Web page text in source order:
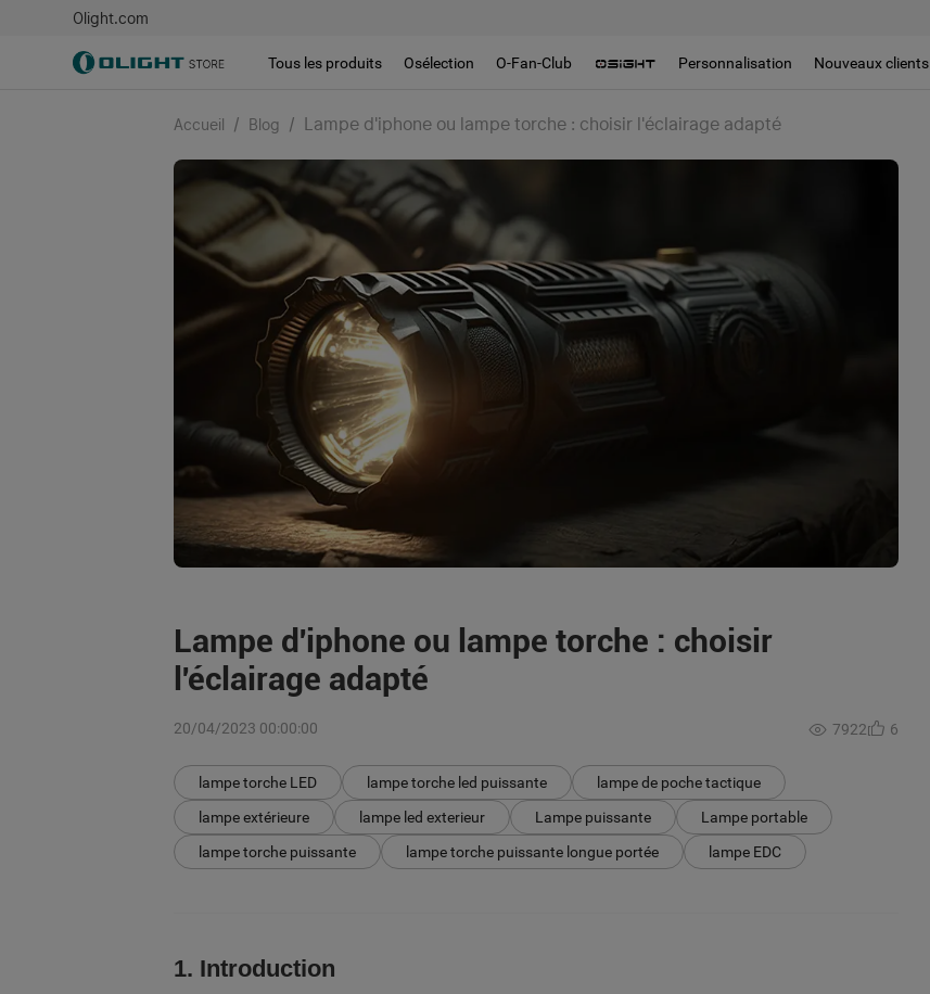
Olight.com
Tous les produits Osélection O-Fan-Club Personnalisation Nouveaux clients
Accueil / Blog / Lampe d'iphone ou lampe torche : choisir l'éclairage adapté
Lampe d'iphone ou lampe torche : choisir
l'éclairage adapté
20/04/2023 00:00:00
lampe torche LED lampe torche led puissante
lampe de poche tactique
lampe extérieure
lampe led exterieur Lampe puissante
Lampe portable
lampe torche puissante
lampe torche puissante longue portée lampe EDC
7922 6
1. Introduction